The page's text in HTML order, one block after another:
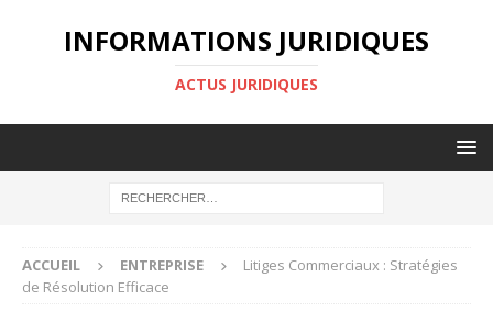
INFORMATIONS JURIDIQUES
ACTUS JURIDIQUES
ACCUEIL ENTREPRISE
Litiges Commerciaux : Stratégies
de Résolution Efficace